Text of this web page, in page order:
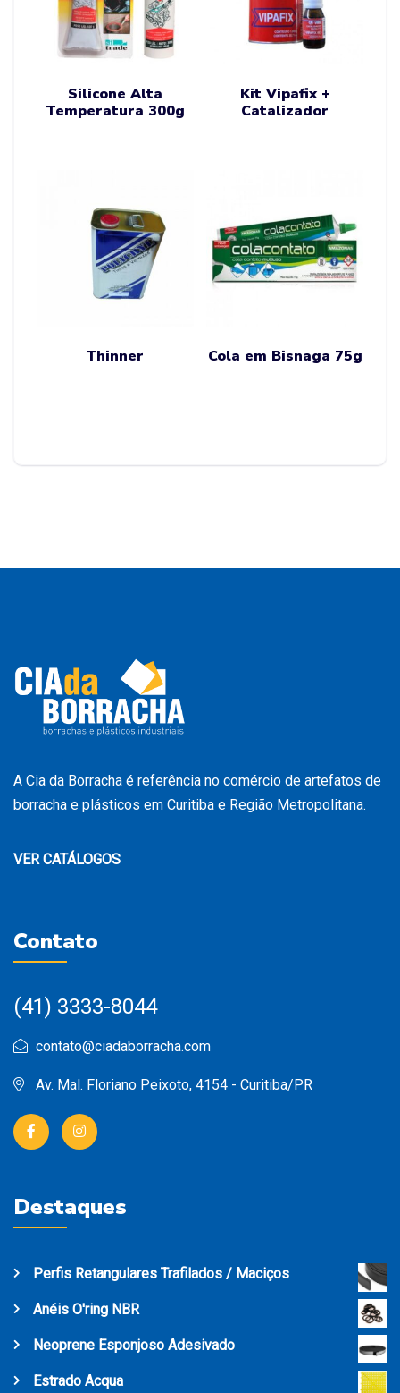
Silicone Alta
Temperatura 300g
Kit Vipafix +
Catalizador
Thinner Cola em Bisnaga 75g
A Cia da Borracha é referência no comércio de artefatos de
borracha e plásticos em Curitiba e Região Metropolitana.
VER CATÁLOGOS
Contato
(41) 3333-8044
contato@ciadaborracha.com
Av. Mal. Floriano Peixoto, 4154 - Curitiba/PR
Destaques
Perfis Retangulares Trafilados / Maciços
Anéis O'ring NBR
Neoprene Esponjoso Adesivado
Estrado Acqua